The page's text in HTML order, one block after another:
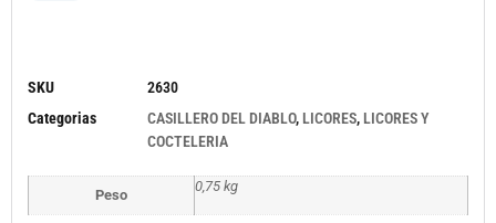
SKU
2630
Categorias
CASILLERO DEL DIABLO, LICORES, LICORES Y
COCTELERIA
Peso
0,75 kg